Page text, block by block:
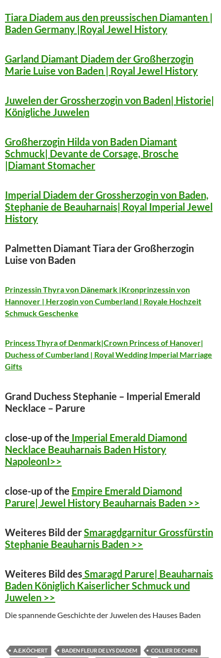
Tiara Diadem aus den preussischen Diamanten |
Baden Germany |Royal Jewel History
Garland Diamant Diadem der Großherzogin
Marie Luise von Baden | Royal Jewel History
Juwelen der Grossherzogin von Baden| Historie|
Königliche Juwelen
Großherzogin Hilda von Baden Diamant
Schmuck| Devante de Corsage, Brosche
|Diamant Stomacher
Imperial Diadem der Grossherzogin von Baden,
Stephanie de Beauharnais| Royal Imperial Jewel
History
Palmetten Diamant Tiara der Großherzogin
Luise von Baden
Prinzessin Thyra von Dänemark |Kronprinzessin von
Hannover | Herzogin von Cumberland | Royale Hochzeit
Schmuck Geschenke
Princess Thyra of Denmark|Crown Princess of Hanover|
Duchess of Cumberland | Royal Wedding Imperial Marriage
Gifts
Grand Duchess Stephanie – Imperial Emerald
Necklace – Parure
close-up of the Imperial Emerald Diamond
Necklace Beauharnais Baden History
NapoleonI>>
close-up of the Empire Emerald Diamond
Parure| Jewel History Beauharnais Baden >>
Weiteres Bild derSmaragdgarnitur Grossfürstin
Stephanie Beauharnis Baden >>
Weiteres Bild des Smaragd Parure| Beauharnais
Baden Königlich Kaiserlicher Schmuck und
Juwelen >>
Die spannende Geschichte der Juwelen des Hauses Baden
A.E.KÖCHERT BADEN FLEUR DE LYS DIADEM
COLLIER DE CHIEN